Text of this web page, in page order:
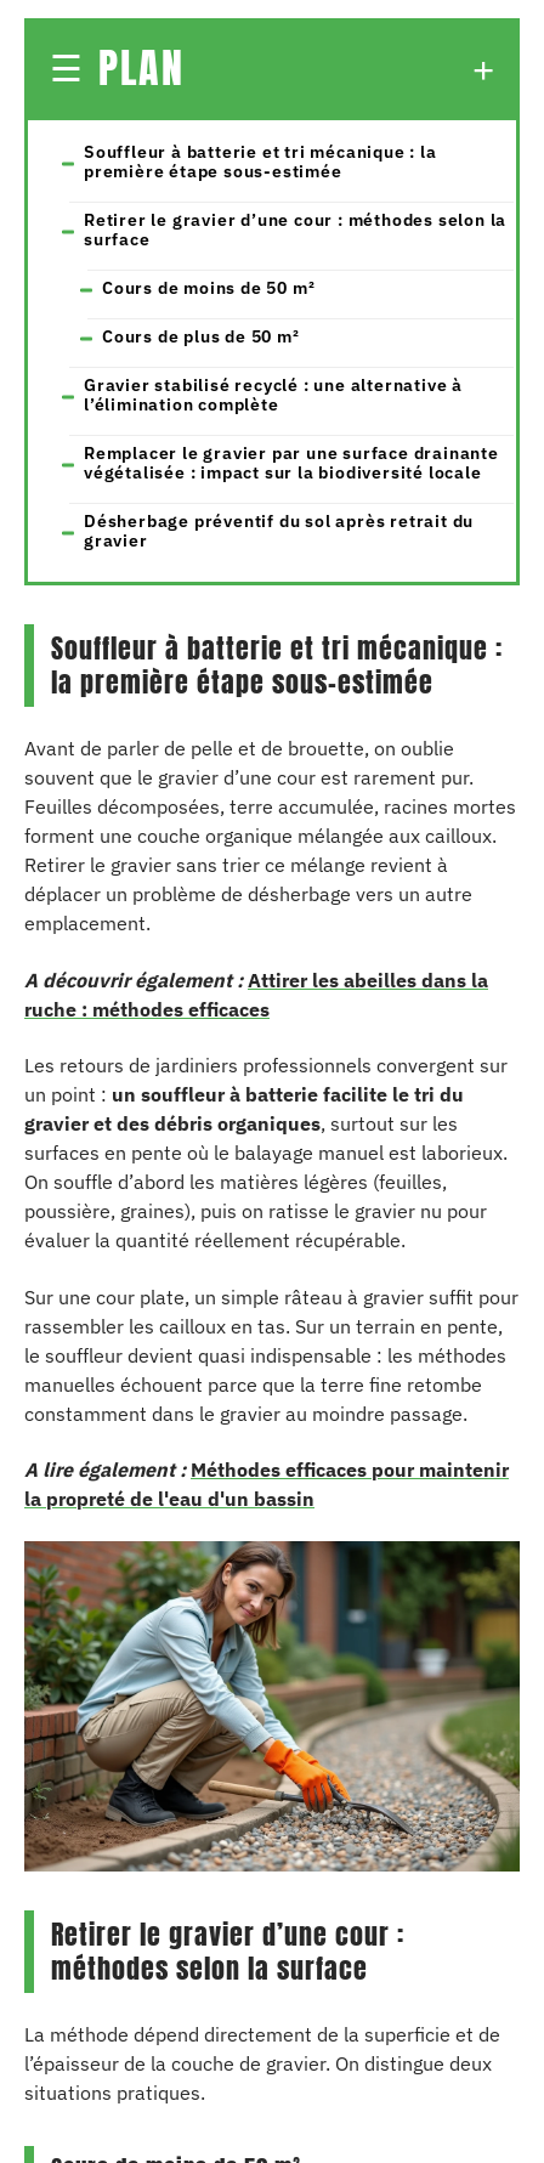
PLAN
Souffleur à batterie et tri mécanique : la
première étape sous-estimée
Retirer le gravier d’une cour : méthodes selon la
surface
Cours de moins de 50 m²
Cours de plus de 50 m²
Gravier stabilisé recyclé : une alternative à
l’élimination complète
Remplacer le gravier par une surface drainante
végétalisée : impact sur la biodiversité locale
Désherbage préventif du sol après retrait du
gravier
Souffleur à batterie et tri mécanique :
la première étape sous-estimée
Avant de parler de pelle et de brouette, on oublie
souvent que le gravier d’une cour est rarement pur.
Feuilles décomposées, terre accumulée, racines mortes
forment une couche organique mélangée aux cailloux.
Retirer le gravier sans trier ce mélange revient à
déplacer un problème de désherbage vers un autre
emplacement.
A découvrir également : Attirer les abeilles dans la
ruche : méthodes efficaces
Les retours de jardiniers professionnels convergent sur
un point : un souffleur à batterie facilite le tri du
gravier et des débris organiques, surtout sur les
surfaces en pente où le balayage manuel est laborieux.
On souffle d’abord les matières légères (feuilles,
poussière, graines), puis on ratisse le gravier nu pour
évaluer la quantité réellement récupérable.
Sur une cour plate, un simple râteau à gravier suffit pour
rassembler les cailloux en tas. Sur un terrain en pente,
le souffleur devient quasi indispensable : les méthodes
manuelles échouent parce que la terre fine retombe
constamment dans le gravier au moindre passage.
A lire également : Méthodes efficaces pour maintenir
la propreté de l'eau d'un bassin
Retirer le gravier d’une cour :
méthodes selon la surface
La méthode dépend directement de la superficie et de
l’épaisseur de la couche de gravier. On distingue deux
situations pratiques.